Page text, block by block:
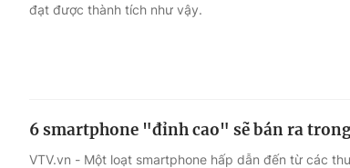
Thế giới đó đây
đạt được thành tích như vậy.
6 smartphone "đỉnh cao" sẽ bán ra
VTV.vn - Một loạt smartphone hấp dẫn đến từ các